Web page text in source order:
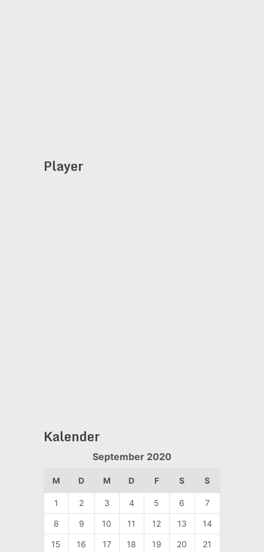
Player
Kalender
September 2020
M D M D F S S
1 2 3 4 5 6 7
8 9 10 11 12 13 14
15 16 17 18 19 20 21